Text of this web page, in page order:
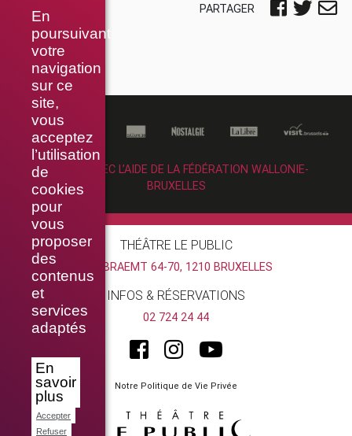
En
poursuivant
votre
navigation
sur ce
site,
vous
acceptez
l’utilisation
de
cookies
pour
vous
proposer
des
contenus
et
services
adaptés
En
savoir
plus
Accepter
Refuser
PARTAGER
RÉALISÉ AVEC L’AIDE DE LA FÉDÉRATION WALLONIE-
BRUXELLES
THÉÂTRE LE PUBLIC
RUE BRAEMT 64-70, 1210 BRUXELLES
INFOS & RÉSERVATIONS
02 724 24 44
Notre Politique de Vie Privée